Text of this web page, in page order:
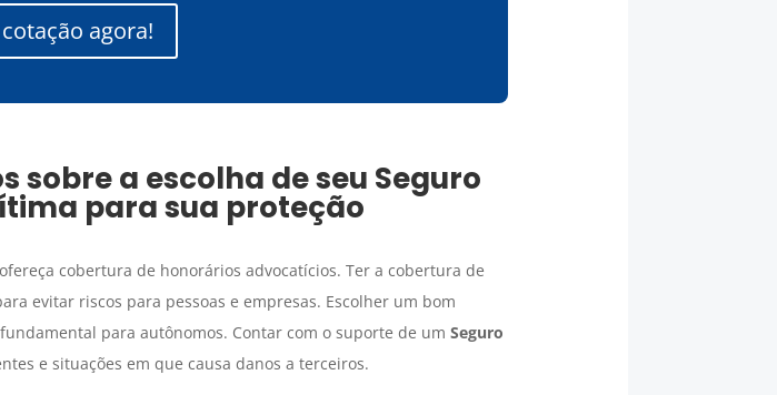
agora!
sobre a escolha de seu Seguro
para sua proteção
cobertura de honorários advocatícios. Ter a cobertura de
evitar riscos para pessoas e empresas. Escolher um bom
para autônomos. Contar com o suporte de um Seguro
e situações em que causa danos a terceiros.